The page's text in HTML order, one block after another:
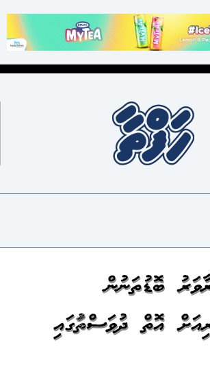
ބޮޑުތަނުން
އޮތް ދުވަސްތަކުގައި